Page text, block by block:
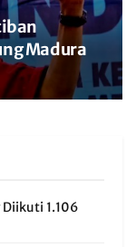
Madura
1.106